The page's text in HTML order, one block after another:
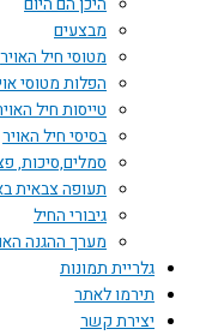
מבצעים
מטוסי חיל האויר
הפלות מטוסי אוייב
טייסות חיל האויר
בסיסי חיל האויר
סמלים,סיכות, פצ'ים,
תעופה צבאית בארץ
גיבורי החיל
מערך ההגנה האווירית
גלריית תמונות
תירמו לאתר
יצירת קשר